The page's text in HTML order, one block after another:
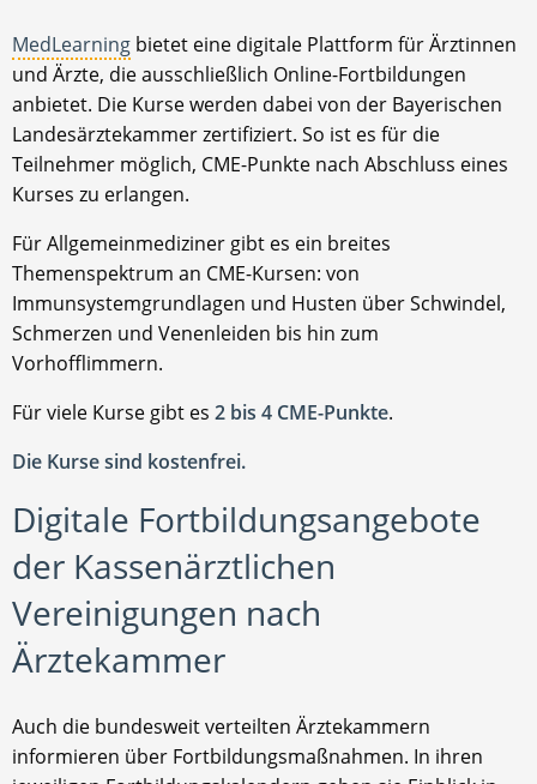
MedLearning bietet eine digitale Plattform für Ärztinnen
und Ärzte, die ausschließlich Online-Fortbildungen
anbietet. Die Kurse werden dabei von der Bayerischen
Landesärztekammer zertifiziert. So ist es für die
Teilnehmer möglich, CME-Punkte nach Abschluss eines
Kurses zu erlangen.
Für Allgemeinmediziner gibt es ein breites
Themenspektrum an CME-Kursen: von
Immunsystemgrundlagen und Husten über Schwindel,
Schmerzen und Venenleiden bis hin zum
Vorhofflimmern.
Für viele Kurse gibt es 2 bis 4 CME-Punkte.
Die Kurse sind kostenfrei.
Digitale Fortbildungsangebote
der Kassenärztlichen
Vereinigungen nach
Ärztekammer
Auch die bundesweit verteilten Ärztekammern
informieren über Fortbildungsmaßnahmen. In ihren